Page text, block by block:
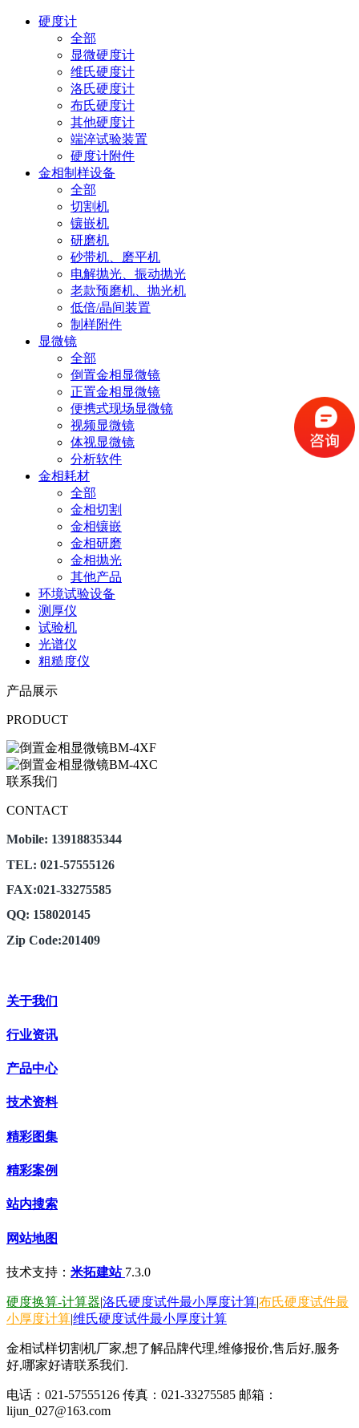
硬度计
全部
显微硬度计
维氏硬度计
洛氏硬度计
布氏硬度计
其他硬度计
端淬试验装置
硬度计附件
金相制样设备
全部
切割机
镶嵌机
研磨机
砂带机、磨平机
电解抛光、振动抛光
老款预磨机、抛光机
低倍/晶间装置
制样附件
显微镜
全部
倒置金相显微镜
正置金相显微镜
便携式现场显微镜
视频显微镜
体视显微镜
分析软件
金相耗材
全部
金相切割
金相镶嵌
金相研磨
金相抛光
其他产品
环境试验设备
测厚仪
试验机
光谱仪
粗糙度仪
产品展示
PRODUCT
联系我们
CONTACT
Mobile: 13918835344
TEL: 021-57555126
FAX:021-33275585
QQ: 158020145
Zip Code:201409
关于我们
行业资讯
产品中心
技术资料
精彩图集
精彩案例
站内搜索
网站地图
技术支持： 米拓建站 7.3.0
硬度换算-计算器|洛氏硬度试件最小厚度计算|布氏硬度试件最
小厚度计算|维氏硬度试件最小厚度计算
金相试样切割机厂家,想了解品牌代理,维修报价,售后好,服务
好,哪家好请联系我们.
电话：021-57555126 传真：021-33275585 邮箱：
lijun_027@163.com